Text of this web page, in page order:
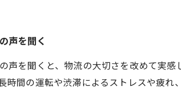
声を聞く
声を聞くと、物流の大切さを改めて実
時間の運転や渋滞によるストレスや疲